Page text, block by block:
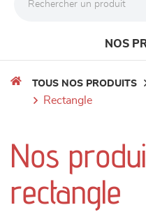
NOS
séjours
meubles de
TOUS NOS PRODUITS
rectangle
Nos
rectangle